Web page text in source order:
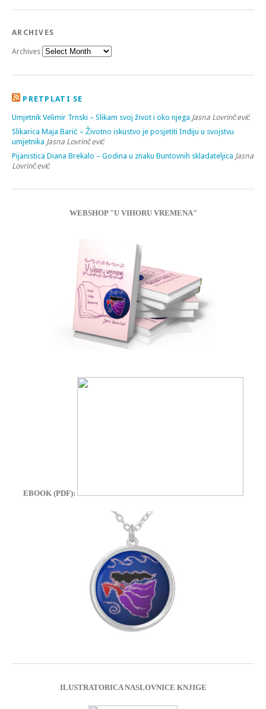
ARCHIVES
Archives
PRETPLATI SE
Umjetnik Velimir Trnski – Slikam svoj život i oko njega Jasna Lovrinčević
Slikarica Maja Barić – Životno iskustvo je posjetiti Indiju u svojstvu
umjetnika Jasna Lovrinčević
Pijanistica Diana Brekalo – Godina u znaku Buntovnih skladateljica Jasna
Lovrinčević
WEBSHOP "U VIHORU VREMENA"
EBOOK (PDF):
ILUSTRATORICA NASLOVNICE KNJIGE